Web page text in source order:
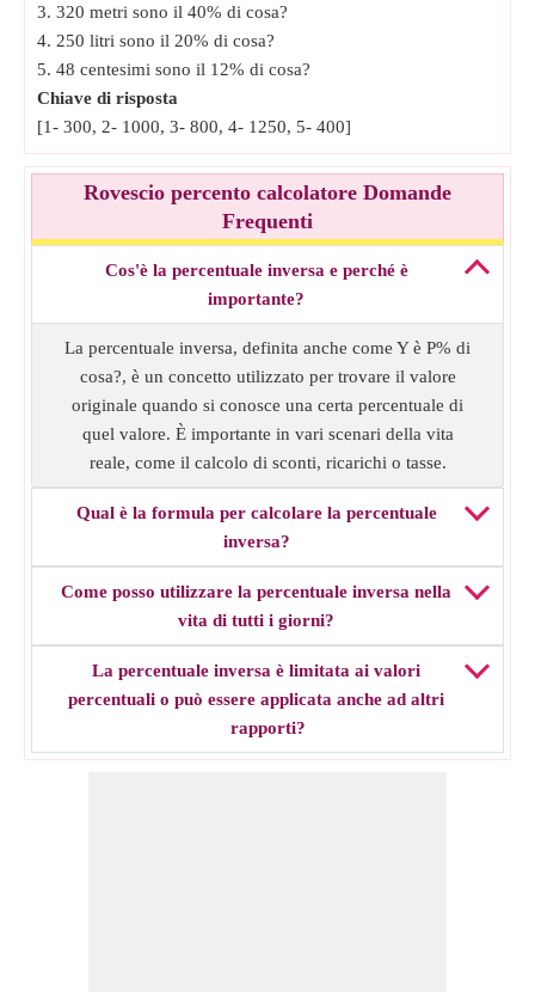
3. 320 metri sono il 40% di cosa?
4. 250 litri sono il 20% di cosa?
5. 48 centesimi sono il 12% di cosa?
Chiave di risposta
[1- 300, 2- 1000, 3- 800, 4- 1250, 5- 400]
Rovescio percento calcolatore Domande
Frequenti
Cos'è la percentuale inversa e perché è
importante?
La percentuale inversa, definita anche come Y è P% di
cosa?, è un concetto utilizzato per trovare il valore
originale quando si conosce una certa percentuale di
quel valore. È importante in vari scenari della vita
reale, come il calcolo di sconti, ricarichi o tasse.
Qual è la formula per calcolare la percentuale
inversa?
Come posso utilizzare la percentuale inversa nella
vita di tutti i giorni?
La percentuale inversa è limitata ai valori
percentuali o può essere applicata anche ad altri
rapporti?